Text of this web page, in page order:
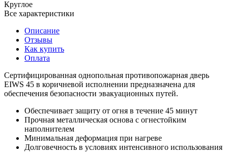
Круглое
Все характеристики
Описание
Отзывы
Как купить
Оплата
Сертифицированная однопольная противопожарная дверь
EIWS 45 в коричневой исполнении предназначена для
обеспечения безопасности эвакуационных путей.
Обеспечивает защиту от огня в течение 45 минут
Прочная металлическая основа с огнестойким
наполнителем
Минимальная деформация при нагреве
Долговечность в условиях интенсивного использования